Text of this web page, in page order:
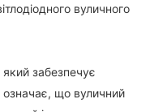
вуличного
забезпечує
означає, що вуличний